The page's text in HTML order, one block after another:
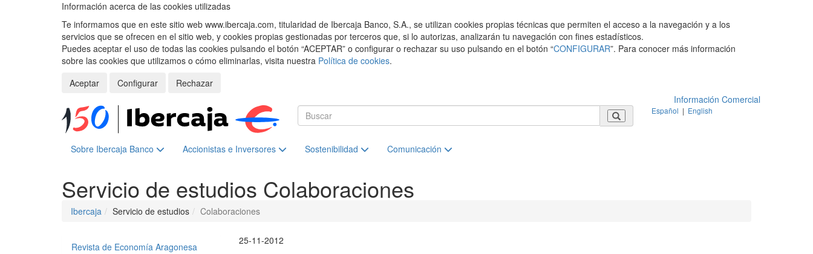
Información acerca de las cookies utilizadas
Te informamos que en este sitio web www.ibercaja.com, titularidad de Ibercaja Banco, S.A., se utilizan cookies propias técnicas que permiten el acceso a la navegación y a los
servicios que se ofrecen en el sitio web, y cookies propias gestionadas por terceros que, si lo autorizas, analizarán tu navegación con fines estadísticos.
Puedes aceptar el uso de todas las cookies pulsando el botón “ACEPTAR” o configurar o rechazar su uso pulsando en el botón “CONFIGURAR”. Para conocer más información
sobre las cookies que utilizamos o cómo eliminarlas, visita nuestra Política de cookies.
Aceptar
Configurar
Rechazar
Información Comercial
Español | English
Sobre Ibercaja Banco Accionistas e Inversores Sostenibilidad Comunicación
Servicio de estudios Colaboraciones
Ibercaja Servicio de estudios Colaboraciones
25-11-2012
Revista de Economía Aragonesa